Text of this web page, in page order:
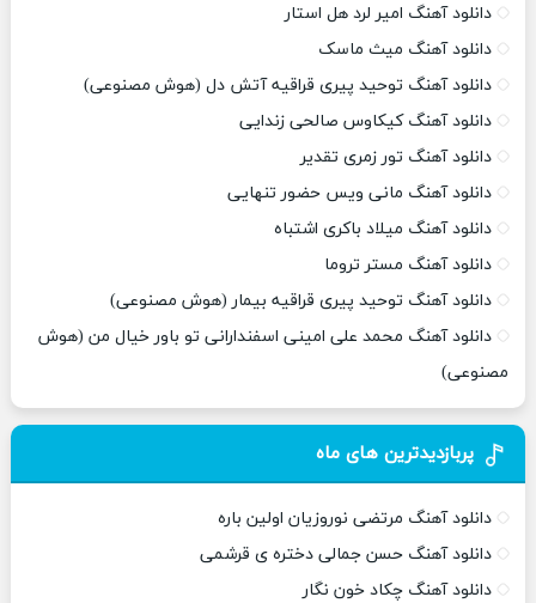
دانلود آهنگ امیر لرد هل استار
دانلود آهنگ میث ماسک
دانلود آهنگ توحید پیری قراقیه آتش دل (هوش مصنوعی)
دانلود آهنگ کیکاوس صالحی زندایی
دانلود آهنگ تور زمری تقدیر
دانلود آهنگ مانی ویس حضور تنهایی
دانلود آهنگ میلاد باکری اشتباه
دانلود آهنگ مستر تروما
دانلود آهنگ توحید پیری قراقیه بیمار (هوش مصنوعی)
دانلود آهنگ محمد علی امینی اسفندارانی تو باور خیال من (هوش
مصنوعی)
پربازدیدترین های ماه
دانلود آهنگ مرتضی نوروزیان اولین باره
دانلود آهنگ حسن جمالی دختره ی قرشمی
دانلود آهنگ چکاد خون نگار